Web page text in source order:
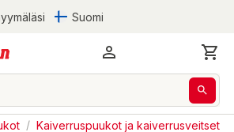
Suomi
/ Kaiverruspuukot ja kaiverrusveitset